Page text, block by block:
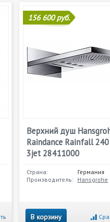
156 600 руб.
Верхний душ
Raindance Rainfall
3jet 28411000
Страна:
Германия
Производитель: Hansgrohe
В корзину